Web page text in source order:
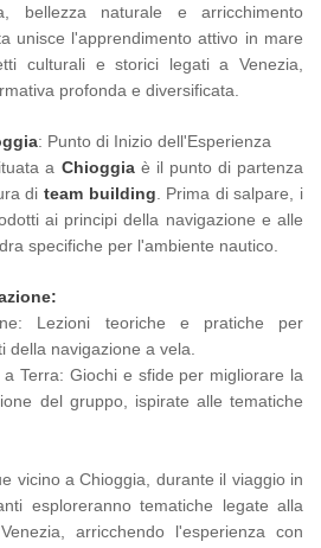
bellezza naturale e arricchimento
unisce l'apprendimento attivo in mare
culturali e storici legati a Venezia,
profonda e diversificata.
: Punto di Inizio dell'Esperienza
a Chioggiaè il punto di partenza
di team building . Prima di salpare, i
ai principi della navigazione e alle
specifiche per l'ambiente nautico.
Lezioni teoriche e pratiche per
navigazione a vela.
a Terra: Giochi e sfide per migliorare la
del gruppo, ispirate alle tematiche
vicino a Chioggia, durante il viaggio in
esploreranno tematiche legate alla
arricchendo l'esperienza con